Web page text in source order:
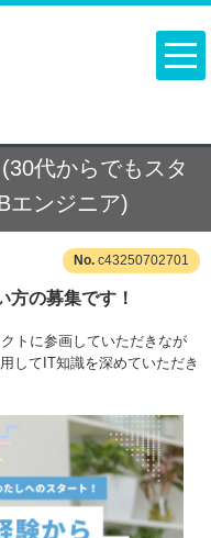
代からでもスタ
エンジニア)
c43250702701
方の募集です！
トに参画していただきなが
してIT知識を深めていただき